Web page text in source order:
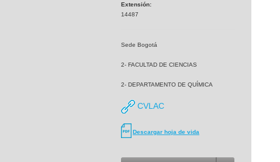
Extensión:
14487
Sede Bogotá
2- FACULTAD DE CIENCIAS
2- DEPARTAMENTO DE QUÍMICA
CVLAC
Descargar hoja de vida